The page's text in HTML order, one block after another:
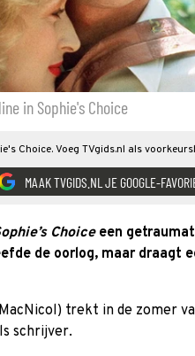
in Sophie's Choice
Choice. Voeg TVgids.nl als
MAAK TVGIDS.NL JE GOOGLE-
Choiceeen
de oorlog, maar draagt
trekt in de zomer
schrijver.